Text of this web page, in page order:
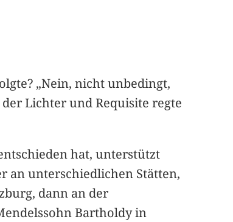
„Nein, nicht unbedingt,
Lichter und Requisite regte
hat, unterstützt
an unterschiedlichen Stätten,
dann an der
Bartholdy in